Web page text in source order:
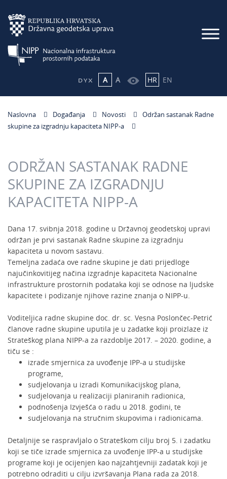
A A HR EN
Naslovna Događanja Novosti
Održan sastanak Radne
skupine za izgradnju kapaciteta NIPP-a
ODRŽAN SASTANAK RADNE
SKUPINE ZA IZGRADNJU
KAPACITETA NIPP-A
Dana 17. svibnja 2018. godine u Državnoj geodetskoj upravi
održan je prvi sastanak Radne skupine za izgradnju
kapaciteta u novom sastavu.
Temeljna zadaća ove radne skupine je dati prijedloge
najučinkovitijeg načina izgradnje kapaciteta Nacionalne
infrastrukture prostornih podataka koji se odnose na ljudske
kapacitete i podizanje njihove razine znanja o NIPP-u.
Voditeljica radne skupine doc. dr. sc. Vesna Poslončec-Petrić
članove radne skupine uputila je u zadatke koji proizlaze iz
Strateškog plana NIPP-a za razdoblje 2017. – 2020. godine, a
tiču se :
izrade smjernica za uvođenje IPP-a u studijske
programe,
sudjelovanja u izradi Komunikacijskog plana,
sudjelovanja u realizaciji planiranih radionica,
podnošenja Izvješća o radu u 2018. godini, te
sudjelovanja na stručnim skupovima i radionicama.
Detaljnije se raspravljalo o Strateškom cilju broj 5. i zadatku
koji se tiče izrade smjernica za uvođenje IPP-a u studijske
programe koji je ocijenjen kao najzahtjevniji zadatak koji je
potrebno odraditi u cilju izvršavanja Plana rada za 2018.